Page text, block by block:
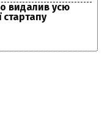
видалив усю
стартапу